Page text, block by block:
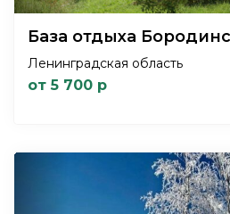
База отдыха
Ленинградская область
от 5 700 р